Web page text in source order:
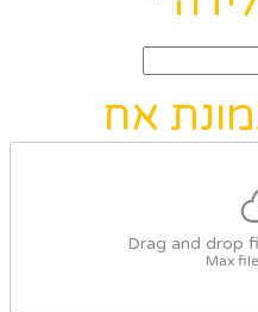
אח
Drag and drop
Max